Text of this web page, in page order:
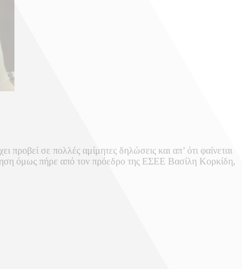
σε πολλές αμίμητες δηλώσεις και απ’ ότι φαίνεται
όμως πήρε από τον πρόεδρο της ΕΣΕΕ Βασίλη Κορκίδη,